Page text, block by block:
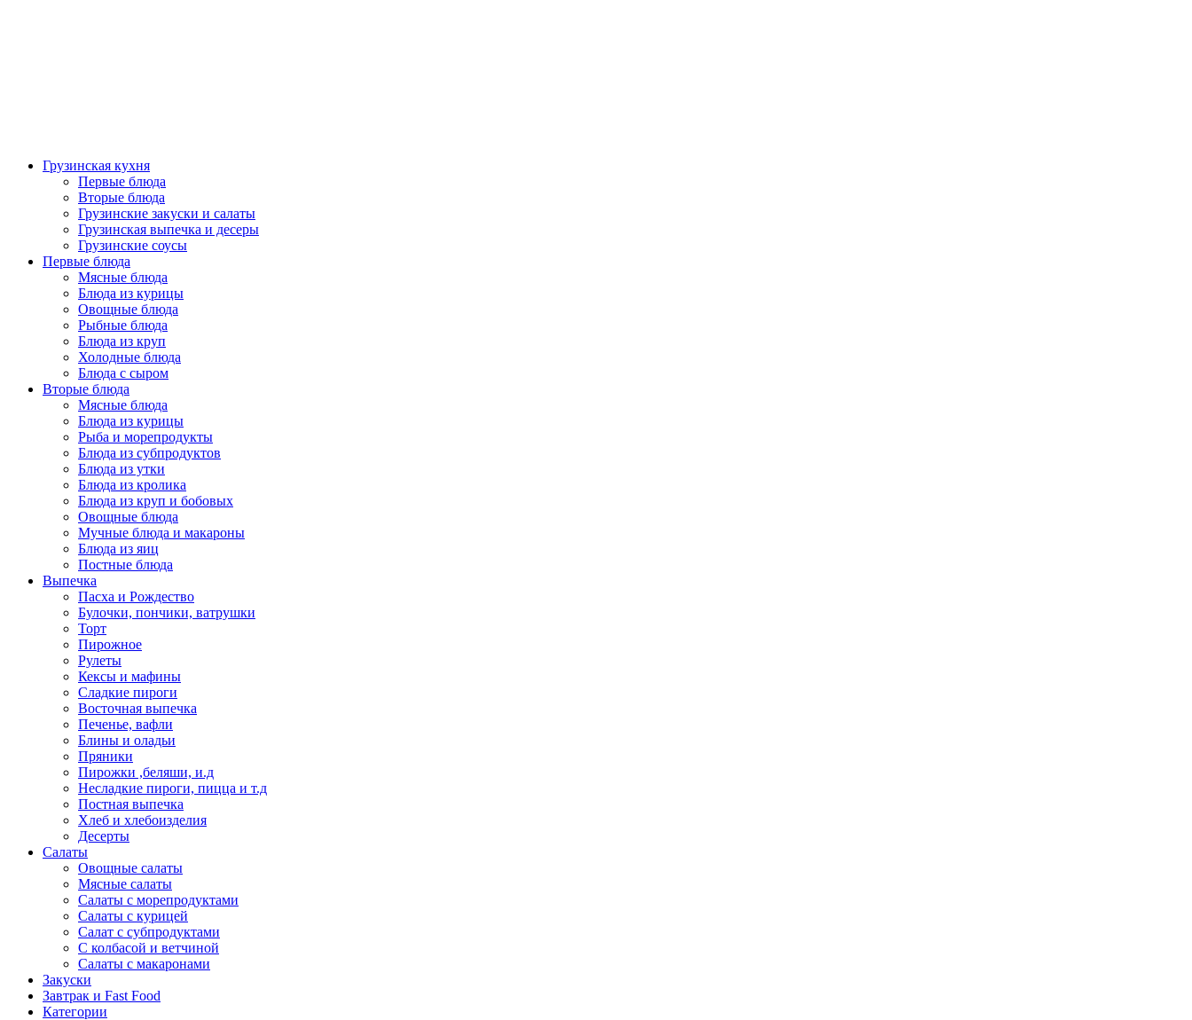
Грузинская кухня
Первые блюда
Вторые блюда
Грузинские закуски и салаты
Грузинская выпечка и десеры
Грузинские соусы
Первые блюда
Мясные блюда
Блюда из курицы
Овощные блюда
Рыбные блюда
Блюда из круп
Холодные блюда
Блюда с сыром
Вторые блюда
Мясные блюда
Блюда из курицы
Рыба и морепродукты
Блюда из субпродуктов
Блюда из утки
Блюда из кролика
Блюда из круп и бобовых
Овощные блюда
Мучные блюда и макароны
Блюда из яиц
Постные блюда
Выпечка
Пасха и Рождество
Булочки, пончики, ватрушки
Торт
Пирожное
Рулеты
Кексы и мафины
Сладкие пироги
Восточная выпечка
Печенье, вафли
Блины и оладьи
Пряники
Пирожки ,беляши, и.д
Несладкие пироги, пицца и т.д
Постная выпечка
Хлеб и хлебоизделия
Десерты
Салаты
Овощные салаты
Мясные салаты
Салаты с морепродуктами
Салаты с курицей
Салат с субпродуктами
С колбасой и ветчиной
Салаты с макаронами
Закуски
Завтрак и Fast Food
Категории